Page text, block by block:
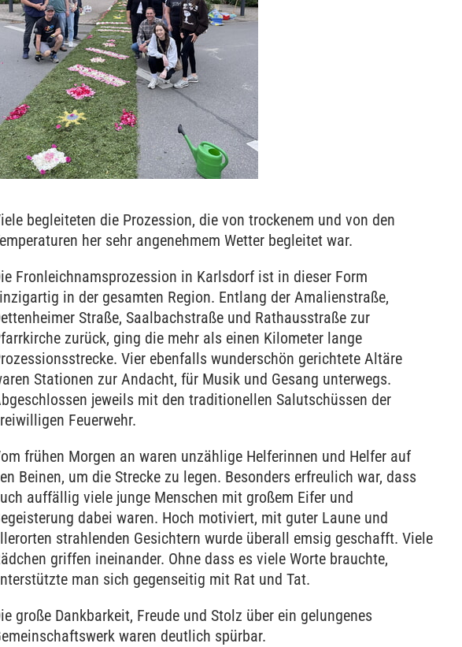
begleiteten die Prozession, die von trockenem und von den
her sehr angenehmem Wetter begleitet war.
Fronleichnamsprozession in Karlsdorf ist in dieser Form
in der gesamten Region. Entlang der Amalienstraße,
Straße, Saalbachstraße und Rathausstraße zur
zurück, ging die mehr als einen Kilometer lange
Vier ebenfalls wunderschön gerichtete Altäre
Stationen zur Andacht, für Musik und Gesang unterwegs.
jeweils mit den traditionellen Salutschüssen der
Feuerwehr.
frühen Morgen an waren unzählige Helferinnen und Helfer auf
Beinen, um die Strecke zu legen. Besonders erfreulich war, dass
auffällig viele junge Menschen mit großem Eifer und
dabei waren. Hoch motiviert, mit guter Laune und
strahlenden Gesichtern wurde überall emsig geschafft. Viele
griffen ineinander. Ohne dass es viele Worte brauchte,
man sich gegenseitig mit Rat und Tat.
große Dankbarkeit, Freude und Stolz über ein gelungenes
waren deutlich spürbar.